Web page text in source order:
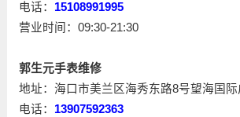
电话： 15108991995
营业时间：09:30-21:30
郭生元手表维修
地址：海口市美兰区海秀东路8号望海国际
电话： 13907592363